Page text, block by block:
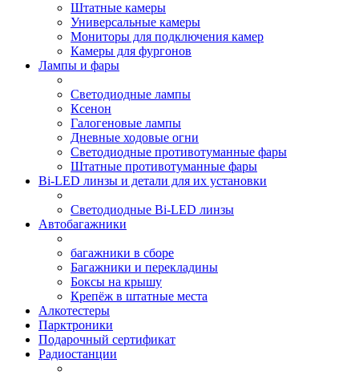
Штатные камеры
Универсальные камеры
Мониторы для подключения камер
Камеры для фургонов
Лампы и фары
Светодиодные лампы
Ксенон
Галогеновые лампы
Дневные ходовые огни
Светодиодные противотуманные фары
Штатные противотуманные фары
Bi-LED линзы и детали для их установки
Светодиодные Bi-LED линзы
Автобагажники
багажники в сборе
Багажники и перекладины
Боксы на крышу
Крепёж в штатные места
Алкотестеры
Парктроники
Подарочный сертификат
Радиостанции